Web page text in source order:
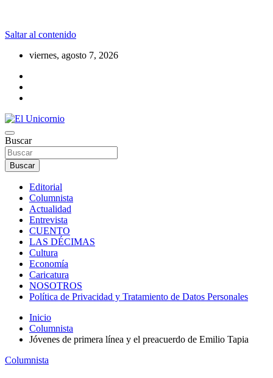
Saltar al contenido
viernes, agosto 7, 2026
El Unicornio
La realidad supera la fantasía
Buscar
Buscar
Editorial
Columnista
Actualidad
Entrevista
CUENTO
LAS DÉCIMAS
Cultura
Economía
Caricatura
NOSOTROS
Política de Privacidad y Tratamiento de Datos Personales
Inicio
Columnista
Jóvenes de primera línea y el preacuerdo de Emilio Tapia
Columnista